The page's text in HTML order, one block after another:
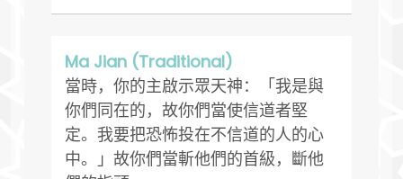
Ma Jian (Traditional)
當時，你的主啟示眾天神：「我是與
你們同在的，故你們當使信道者堅
定。我要把恐怖投在不信道的人的心
中。」故你們當斬他們的首級，斷他